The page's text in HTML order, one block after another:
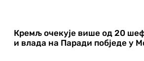
Кремљ очекује више од 20
и влада на Паради побједе у